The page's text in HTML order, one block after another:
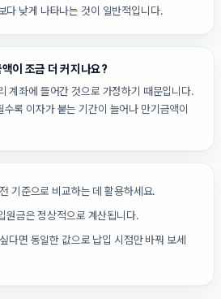
다 낮게 나타나는 것이 일반적입니다.
이 조금 더 커지나요?
계좌에 들어간 것으로 가정하기 때문입니다.
록 이자가 붙는 기간이 늘어나 만기금액이
기준으로 비교하는 데 활용하세요.
원금은 정상적으로 계산됩니다.
다면 동일한 값으로 납입 시점만 바꿔 보세